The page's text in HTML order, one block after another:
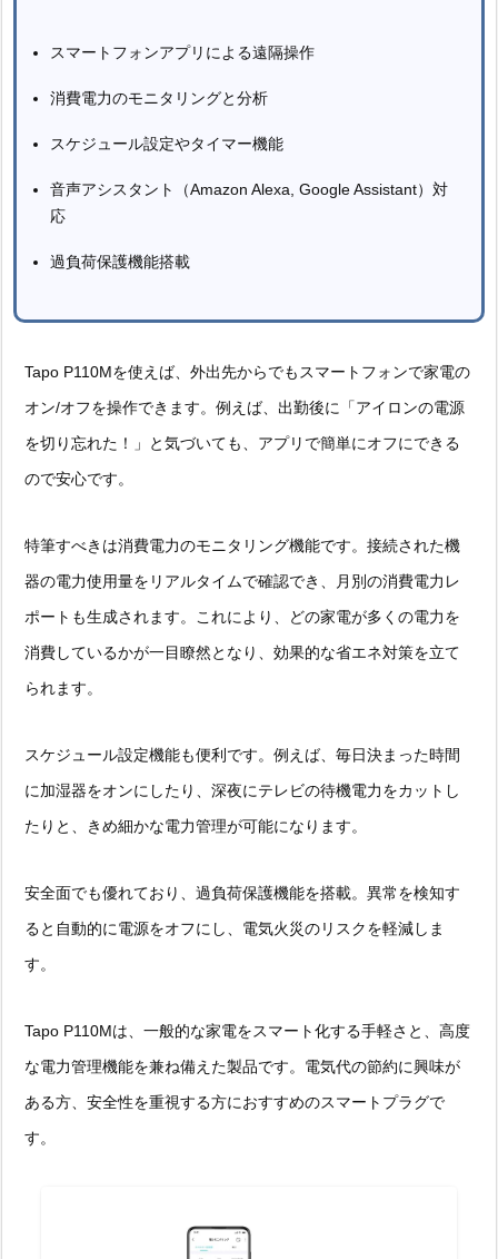
スマートフォンアプリによる遠隔操作
消費電力のモニタリングと分析
スケジュール設定やタイマー機能
音声アシスタント（Amazon Alexa, Google Assistant）対
応
過負荷保護機能搭載
Tapo P110Mを使えば、外出先からでもスマートフォンで家電の
オン/オフを操作できます。例えば、出勤後に「アイロンの電源
を切り忘れた！」と気づいても、アプリで簡単にオフにできる
ので安心です。
特筆すべきは消費電力のモニタリング機能です。接続された機
器の電力使用量をリアルタイムで確認でき、月別の消費電力レ
ポートも生成されます。これにより、どの家電が多くの電力を
消費しているかが一目瞭然となり、効果的な省エネ対策を立て
られます。
スケジュール設定機能も便利です。例えば、毎日決まった時間
に加湿器をオンにしたり、深夜にテレビの待機電力をカットし
たりと、きめ細かな電力管理が可能になります。
安全面でも優れており、過負荷保護機能を搭載。異常を検知す
ると自動的に電源をオフにし、電気火災のリスクを軽減しま
す。
Tapo P110Mは、一般的な家電をスマート化する手軽さと、高度
な電力管理機能を兼ね備えた製品です。電気代の節約に興味が
ある方、安全性を重視する方におすすめのスマートプラグで
す。